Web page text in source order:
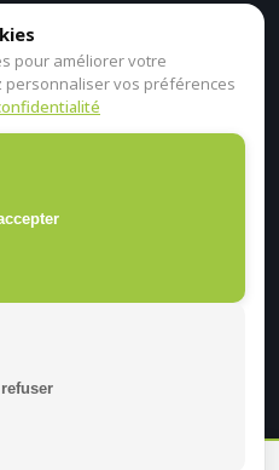
pour améliorer votre
personnaliser vos préférences